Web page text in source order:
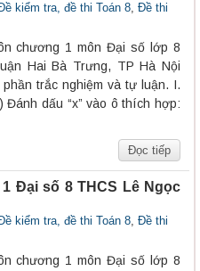
kiểm tra, đề thi Toán 8, Đề thi
chương 1 môn Đại số lớp 8
Hai Bà Trưng, TP Hà Nội
trắc nghiệm và tự luận. I.
Đánh dấu “x” vào ô thích hợp:
Đọc tiếp
Đại số 8 THCS Lê Ngọc
kiểm tra, đề thi Toán 8, Đề thi
chương 1 môn Đại số lớp 8